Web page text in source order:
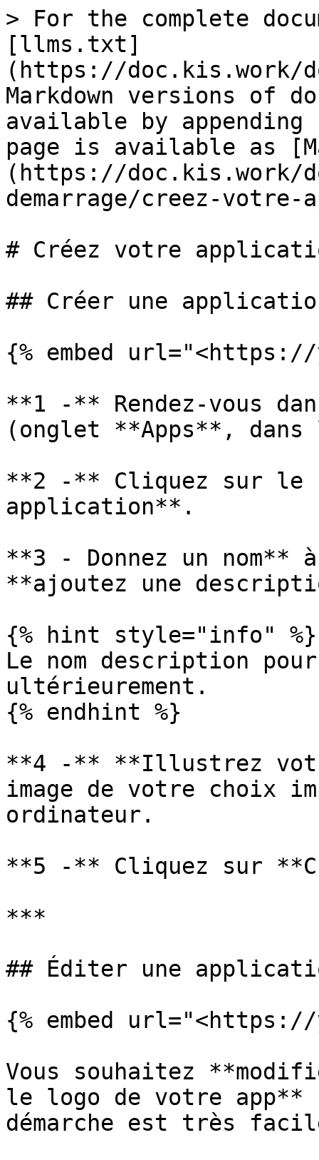
> For the complete
[llms.txt]
(https://doc.kis.work/
Markdown versions of
available by
page is available as
(https://doc.kis.work/
demarrage/creez-
# Créez votre
## Créer une
{% embed url="<https://
**1 -** Rendez-vous
(onglet **Apps**, dans
**2 -** Cliquez sur le
application**.
**3 - Donnez un
**ajoutez une
{% hint style="info" %}
Le nom description
ultérieurement.
{% endhint %}
**4 -** **Illustrez
image de votre choix
ordinateur.
**5 -** Cliquez sur
***
## Éditer une
{% embed url="<https://
Vous souhaitez
le logo de votre app**
démarche est très